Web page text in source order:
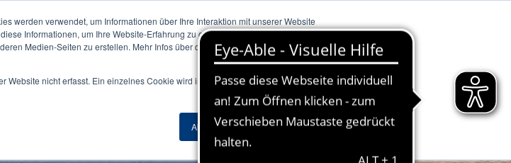
werden verwendet, um Informationen über Ihre Interaktion mit unserer Website
Informationen, um Ihre Website-Erfahrung zu optimieren und um Analysen
Medien-Seiten zu erstellen. Mehr Infos über die von uns eingesetzten
nicht erfasst. Ein einzelnes Cookie wird in Ihrem Browser gesetzt, um
Akzeptieren Ablehnen
Intelligenz
Zertifikate & Weiterbildung
Zur Übersicht
Trendthema Nachhaltigkeit
Für Unternehmen ↓
Beratung & Kontakt
Duales Studium starten Masterstudium starten